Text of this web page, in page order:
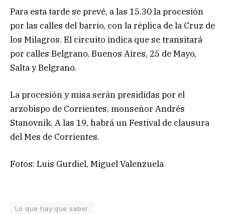
Para esta tarde se prevé, a las 15.30 la procesión
por las calles del barrio, con la réplica de la Cruz de
los Milagros. El circuito indica que se transitará
por calles Belgrano, Buenos Aires, 25 de Mayo,
Salta y Belgrano.
La procesión y misa serán presididas por el
arzobispo de Corrientes, monseñor Andrés
Stanovnik. A las 19, habrá un Festival de clausura
del Mes de Corrientes.
Fotos: Luis Gurdiel, Miguel Valenzuela
Lo que hay que saber